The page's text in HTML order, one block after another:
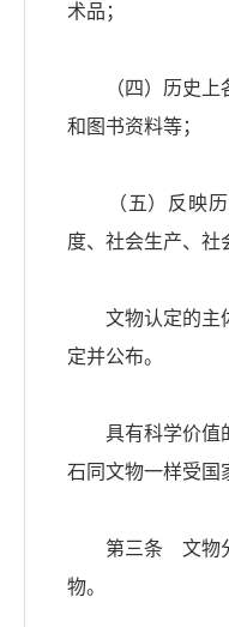
术品；
（四）历史上各
和图书资料等；
（五）反映历
度、社会生产、社
文物认定的主体
定并公布。
具有科学价值的
石同文物一样受国
第三条 文物分
物。